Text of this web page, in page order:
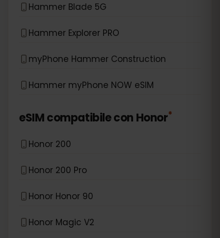
Hammer Blade 5G
Hammer Explorer PRO
myPhone Hammer Construction
Hammer myPhone NOW eSIM
eSIM compatibile con Honor*
Honor 200
Honor 200 Pro
Honor Honor 90
Honor Magic V2